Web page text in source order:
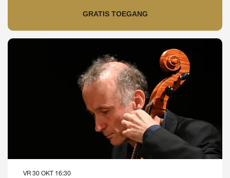
GRATIS TOEGANG
VR 30 OKT 16:30